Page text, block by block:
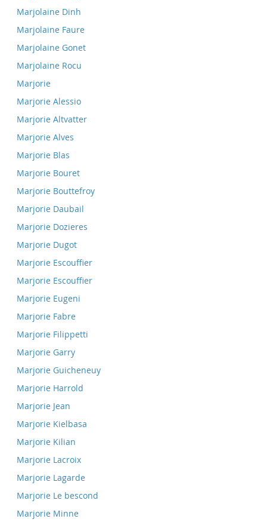
Marjolaine Dinh
Marjolaine Faure
Marjolaine Gonet
Marjolaine Rocu
Marjorie
Marjorie Alessio
Marjorie Altvatter
Marjorie Alves
Marjorie Blas
Marjorie Bouret
Marjorie Bouttefroy
Marjorie Daubail
Marjorie Dozieres
Marjorie Dugot
Marjorie Escouffier
Marjorie Escouffier
Marjorie Eugeni
Marjorie Fabre
Marjorie Filippetti
Marjorie Garry
Marjorie Guicheneuy
Marjorie Harrold
Marjorie Jean
Marjorie Kielbasa
Marjorie Kilian
Marjorie Lacroix
Marjorie Lagarde
Marjorie Le bescond
Marjorie Minne